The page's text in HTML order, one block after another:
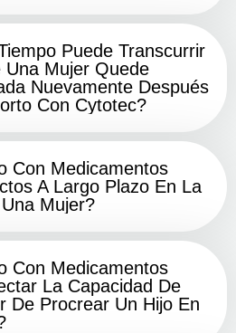
Puede Transcurrir
Una Mujer Quede
Nuevamente Después
Con Cytotec?
Con Medicamentos
A Largo Plazo En La
Mujer?
Con Medicamentos
La Capacidad De
De Procrear Un Hijo En